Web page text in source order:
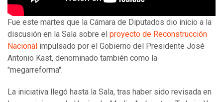
Fue este martes que la Cámara de Diputados dio inicio a la
discusión en la Sala sobre el proyecto de Reconstrucción
Nacional impulsado por el Gobierno del Presidente José
Antonio Kast, denominado también como la
"megarreforma".
La iniciativa llegó hasta la Sala, tras haber sido revisada en